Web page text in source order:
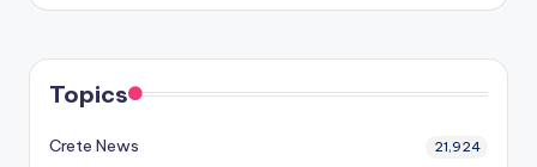
Topics
Crete News 21,924